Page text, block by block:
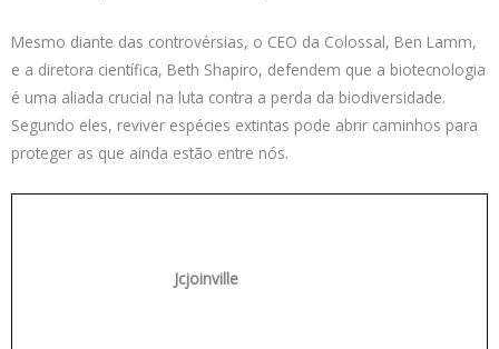
Mesmo diante das controvérsias, o CEO da Colossal, Ben Lamm,
e a diretora científica, Beth Shapiro, defendem que a biotecnologia
é uma aliada crucial na luta contra a perda da biodiversidade.
Segundo eles, reviver espécies extintas pode abrir caminhos para
proteger as que ainda estão entre nós.
Jcjoinville